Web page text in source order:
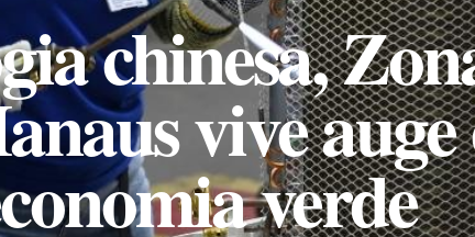
chinesa,
vive auge
verde